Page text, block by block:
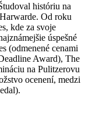
históriu na
Od roku
kde za svoje
úspešné
(odmenené cenami
Award), The
na Pulitzerovu
ocenení, medzi